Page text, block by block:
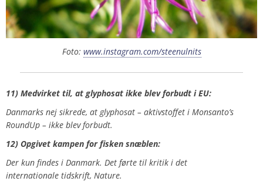
Foto: www.instagram.com/steenulnits
11) Medvirket til, at glyphosat ikke blev forbudt i EU:
Danmarks nej sikrede, at glyphosat – aktivstoffet i Monsanto’s
RoundUp – ikke blev forbudt.
12) Opgivet kampen for fisken snæblen:
Der kun findes i Danmark. Det førte til kritik i det
internationale tidskrift, Nature.